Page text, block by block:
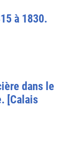
à 1830.
dans le
[Calais